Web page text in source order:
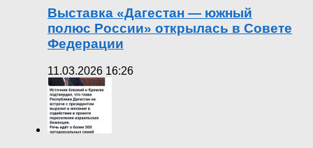
Выставка «Дагестан — южный
полюс России» открылась в Совете
Федерации
11.03.2026 16:26